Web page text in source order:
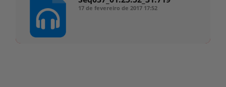
17 de fevereiro de 2017 17:52